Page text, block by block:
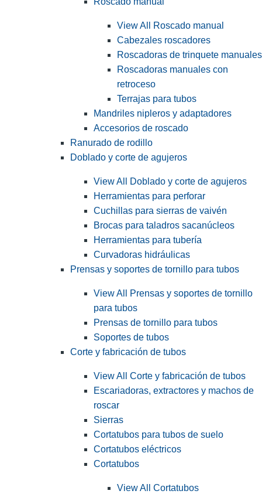
View All Roscado manual
Cabezales roscadores
Roscadoras de trinquete manuales
Roscadoras manuales con
retroceso
Terrajas para tubos
Mandriles nipleros y adaptadores
Accesorios de roscado
Ranurado de rodillo
Doblado y corte de agujeros
View All Doblado y corte de agujeros
Herramientas para perforar
Cuchillas para sierras de vaivén
Brocas para taladros sacanúcleos
Herramientas para tubería
Curvadoras hidráulicas
Prensas y soportes de tornillo para tubos
View All Prensas y soportes de tornillo
para tubos
Prensas de tornillo para tubos
Soportes de tubos
Corte y fabricación de tubos
View All Corte y fabricación de tubos
Escariadoras, extractores y machos de
roscar
Sierras
Cortatubos para tubos de suelo
Cortatubos eléctricos
Cortatubos
View All Cortatubos